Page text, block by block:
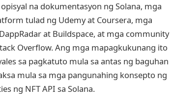
na dokumentasyon ng Solana, mga
tulad ng Udemy at Coursera, mga
at Buildspace, at mga community
Overflow. Ang mga mapagkukunang ito
sa pagkatuto mula sa antas ng baguhan
mula sa mga pangunahing konsepto ng
ng NFT API sa Solana.